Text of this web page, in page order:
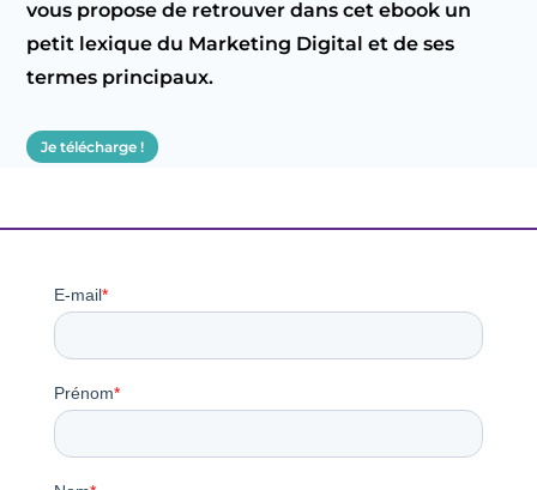
vous propose de retrouver dans cet ebook un
petit lexique du Marketing Digital et de ses
termes principaux.
Je télécharge !